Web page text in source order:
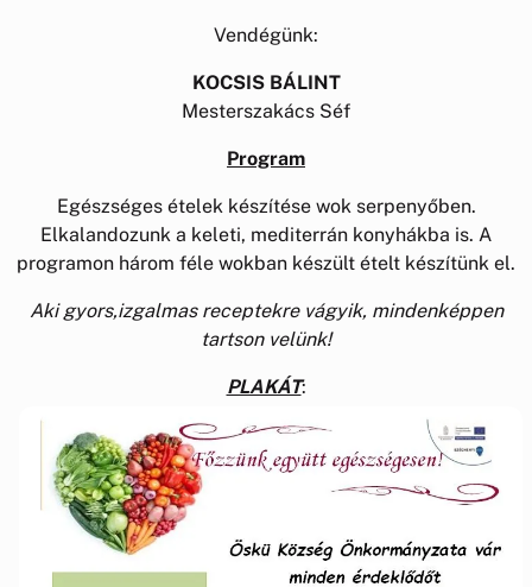
Vendégünk:
KOCSIS BÁLINT
Mesterszakács Séf
Program
Egészséges ételek készítése wok serpenyőben.
Elkalandozunk a keleti, mediterrán konyhákba is. A
programon három féle wokban készült ételt készítünk el.
Aki gyors,izgalmas receptekre vágyik, mindenképpen
tartson velünk!
PLAKÁT: